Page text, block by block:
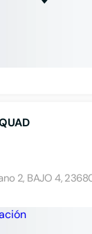
2, BAJO 4,